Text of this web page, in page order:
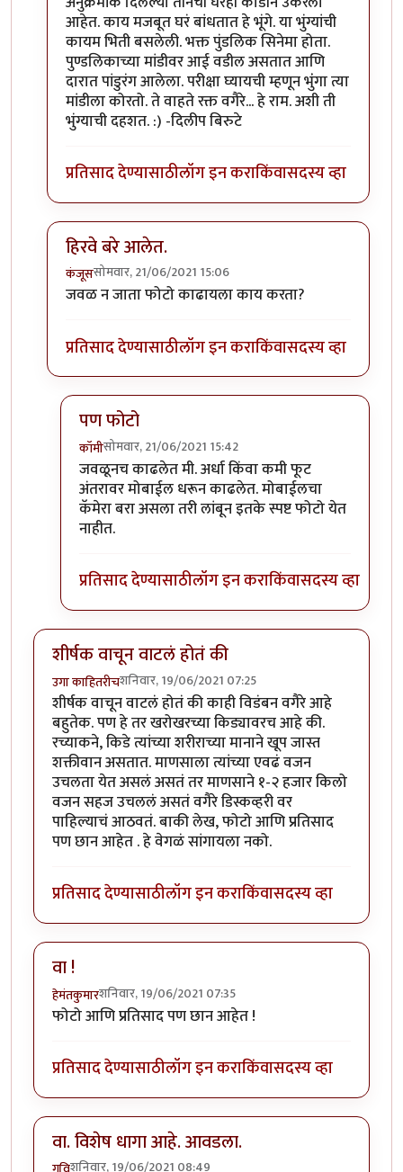
आहेत. काय मजबूत घरं बांधतात हे भूंगे. या भुंग्यांची
कायम भिती बसलेली. भक्त पुंडलिक सिनेमा होता.
पुण्डलिकाच्या मांडीवर आई वडील असतात आणि
दारात पांडुरंग आलेला. परीक्षा घ्यायची म्हणून भुंंगा त्या
मांडीला कोरतो. ते वाहते रक्त वगैरे... हे राम. अशी ती
भुंग्याची दहशत. :) -दिलीप बिरुटे
प्रतिसाद देण्यासाठीलॉग इन कराकिंवासदस्य व्हा
हिरवे बरे आलेत.
कंजूससोमवार, 21/06/2021 15:06
In reply toमाझ्या कॅमेऱ्यातले काही किडे.by
जवळ न जाता फोटो काढायला काय करता?
प्रतिसाद देण्यासाठीलॉग इन कराकिंवासदस्य व्हा
पण फोटो
कॉमीसोमवार, 21/06/2021 15:42
In reply toहिरवे बरे आलेत.byकंजूस
जवळूनच काढलेत मी. अर्धा किंवा कमी फूट
अंतरावर मोबाईल धरून काढलेत. मोबाईलचा
कॅमेरा बरा असला तरी लांबून इतके स्पष्ट फोटो येत
नाहीत.
प्रतिसाद देण्यासाठीलॉग इन कराकिंवासदस्य व्हा
शीर्षक वाचून वाटलं होतं की
उगा काहितरीचशनिवार, 19/06/2021 07:25
शीर्षक वाचून वाटलं होतं की काही विडंबन वगैरे आहे
बहुतेक. पण हे तर खरोखरच्या किड्यावरच आहे की.
रच्याकने, किडे त्यांच्या शरीराच्या मानाने खूप जास्त
शक्तीवान असतात. माणसाला त्यांच्या एवढं वजन
उचलता येत असलं असतं तर माणसाने १-२ हजार किलो
वजन सहज उचललं असतं वगैरे डिस्कव्हरी वर
पाहिल्याचं आठवतं. बाकी लेख, फोटो आणि प्रतिसाद
पण छान आहेत . हे वेगळं सांगायला नको.
प्रतिसाद देण्यासाठीलॉग इन कराकिंवासदस्य व्हा
वा !
हेमंतकुमारशनिवार, 19/06/2021 07:35
फोटो आणि प्रतिसाद पण छान आहेत !
प्रतिसाद देण्यासाठीलॉग इन कराकिंवासदस्य व्हा
वा. विशेष धागा आहे. आवडला.
शनिवार, 19/06/2021 08:49